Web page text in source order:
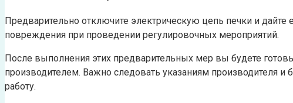
Предварительно отключите электрическую цепь печки и
повреждения при проведении регулировочных мероприятий.
После выполнения этих предварительных мер вы будете
производителем. Важно следовать указаниям производителя
работу.